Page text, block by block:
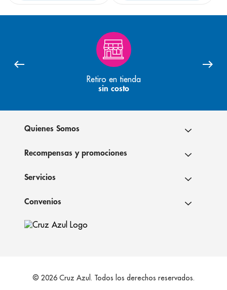
Retiro en tienda
sin costo
Quienes Somos
Recompensas y promociones
Servicios
Convenios
© 2026 Cruz Azul. Todos los derechos reservados.